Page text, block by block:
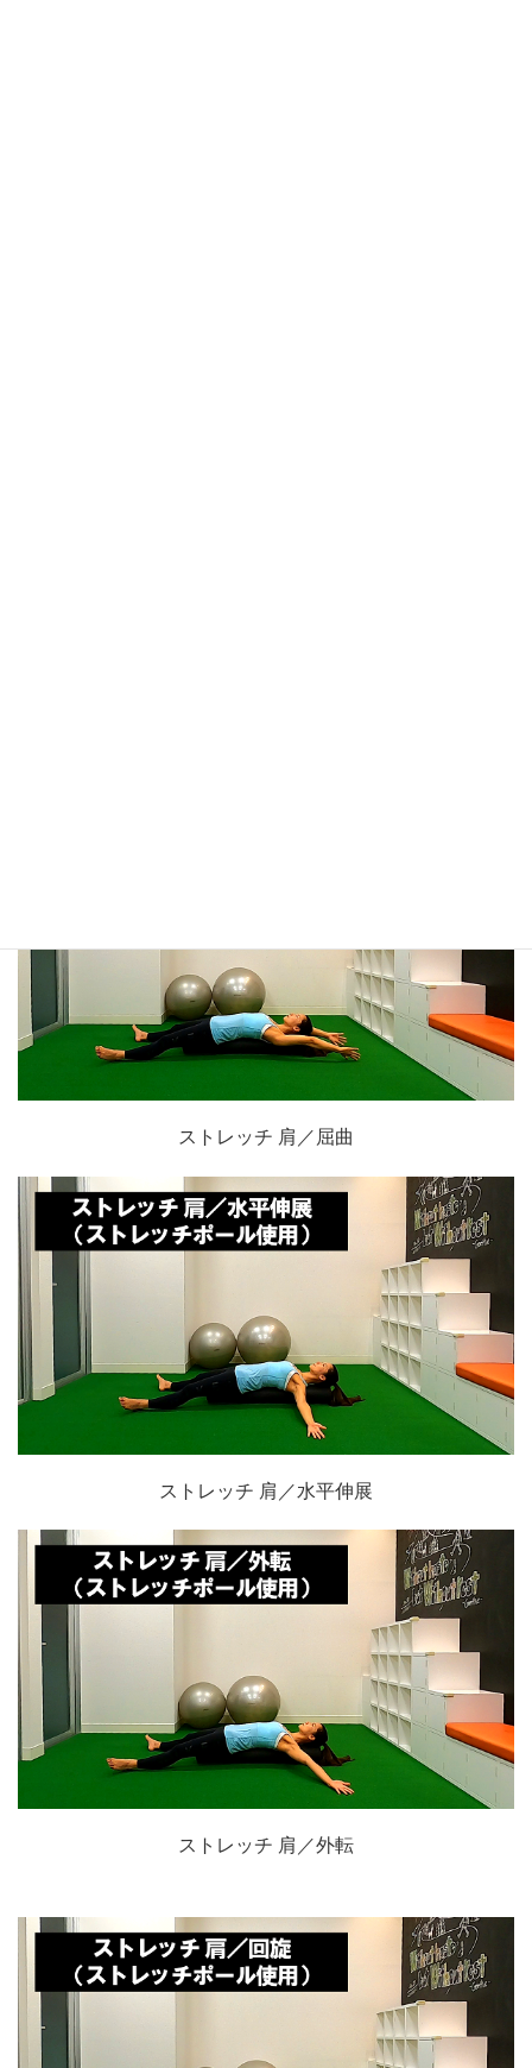
ストレッチ 肩／屈曲
ストレッチ 肩／水平伸展
ストレッチ 肩／外転